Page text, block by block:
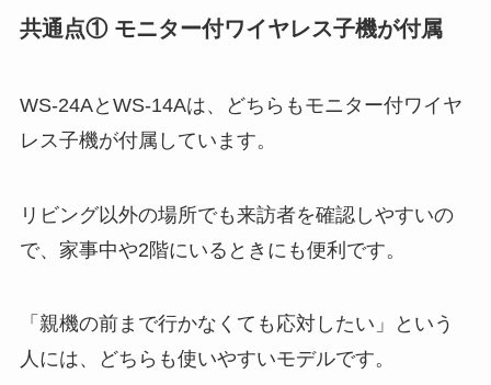
共通点① モニター付ワイヤレス子機が付属
WS-24AとWS-14Aは、どちらもモニター付ワイヤ
レス子機が付属しています。
リビング以外の場所でも来訪者を確認しやすいの
で、家事中や2階にいるときにも便利です。
「親機の前まで行かなくても応対したい」という
人には、どちらも使いやすいモデルです。